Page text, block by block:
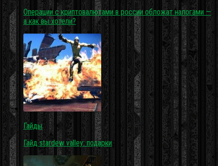
Операции с криптовалютами в россии обложат налогами —
а как вы хотели?
Гайды
Гайд stardew valley: подарки